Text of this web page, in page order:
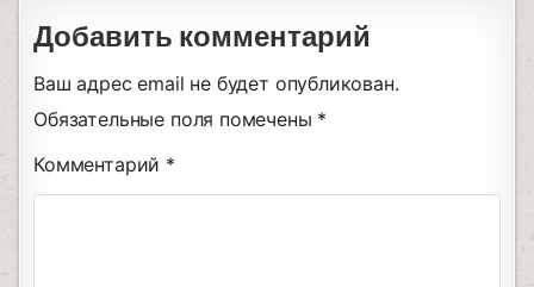
Добавить комментарий
Ваш адрес email не будет опубликован.
Обязательные поля помечены *
Комментарий *